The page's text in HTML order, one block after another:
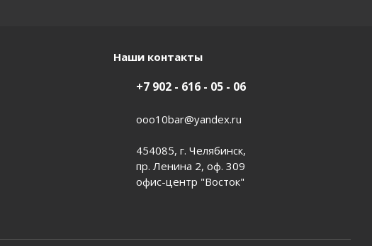
Наши контакты
+7 902 - 616 - 05 - 06
ooo10bar@yandex.ru
454085, г. Челябинск,
пр. Ленина 2, оф. 309
офис-центр "Восток"